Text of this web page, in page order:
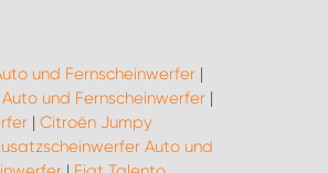
und Fernscheinwerfer|
und Fernscheinwerfer|
| Citroën Jumpy
Auto und